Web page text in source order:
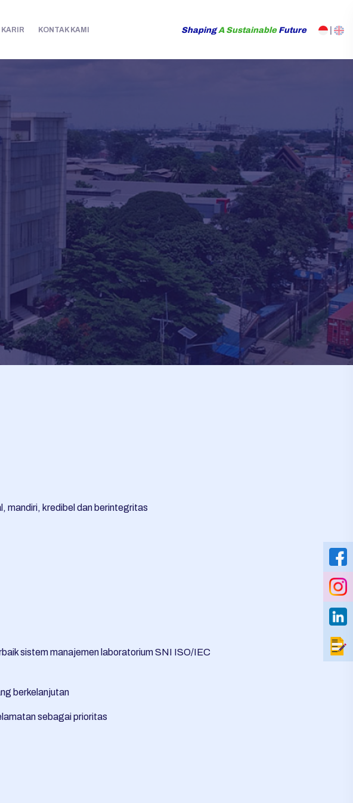
KARIR KONTAK KAMI Shaping A Sustainable Future |
mandiri, kredibel dan berintegritas
sistem manajemen laboratorium SNI ISO/IEC
berkelanjutan
sebagai prioritas